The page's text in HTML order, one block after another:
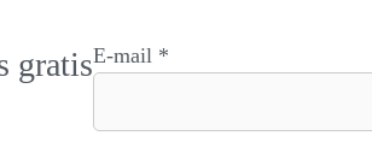
gratisE-mail *